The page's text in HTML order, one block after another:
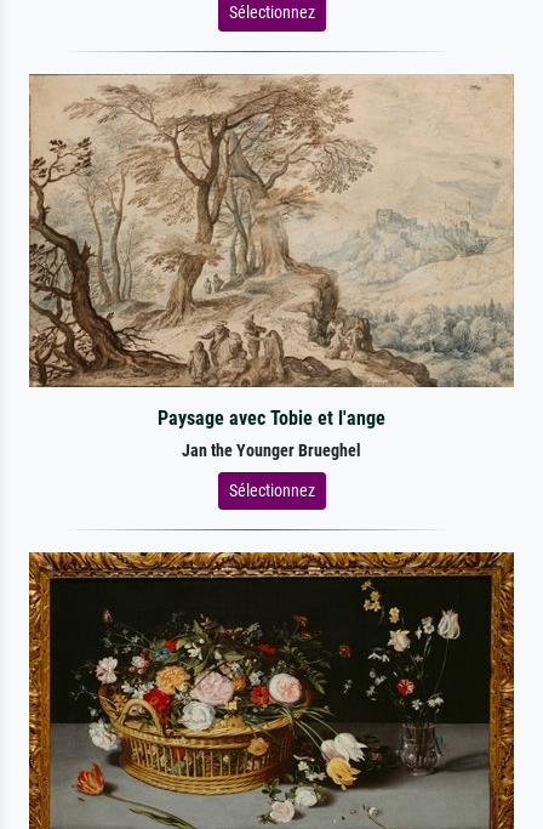
Sélectionnez
Paysage avec Tobie et l'ange
Jan the Younger Brueghel
Sélectionnez